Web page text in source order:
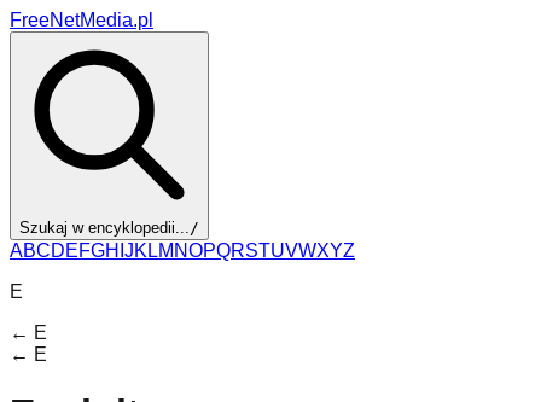
FreeNetMedia.pl
Szukaj w encyklopedii.../
ABCDEFGH JK LM NOPQRSTUVWXYZ
E
← E
← E